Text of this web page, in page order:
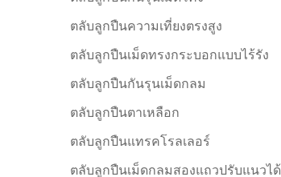
ตลับลูกปืนความเที่ยงตรงสูง
ตลับลูกปืนเม็ดทรงกระบอกแบบไร้รัง
ตลับลูกปืนกันรุนเม็ดกลม
ตลับลูกปืนตาเหลือก
ตลับลูกปืนแทรคโรลเลอร์
ตลับลูกปืนเม็ดกลมสองแถวปรับแนวได้